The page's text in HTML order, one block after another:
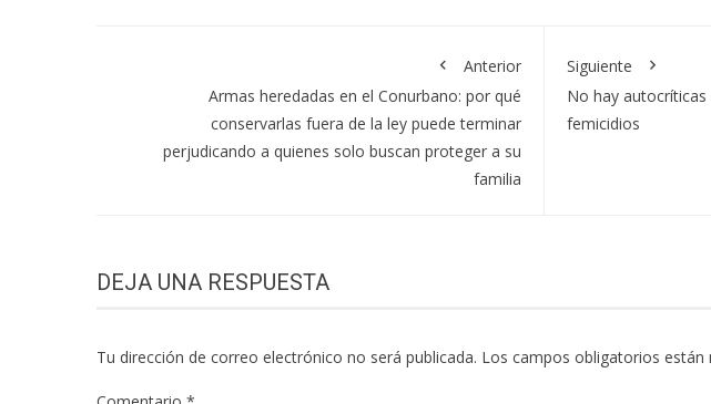
Anterior
Armas heredadas en el Conurbano: por qué
conservarlas fuera de la ley puede terminar
perjudicando a quienes solo buscan proteger a su
familia
Siguiente
No hay
femicidios
DEJA UNA RESPUESTA
Tu dirección de correo electrónico no será publicada. Los campos obligatorios están